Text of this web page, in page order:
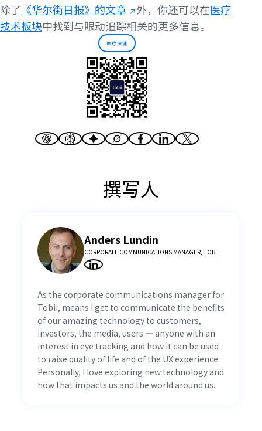
除了 《华尔街日报》的文章 外，你还可以在医疗
技术板块中找到与眼动追踪相关的更多信息。
医疗保健
撰写人
Anders Lundin
CORPORATE COMMUNICATIONS MANAGER, TOBII
As the corporate communications manager for
Tobii, means I get to communicate the benefits
of our amazing technology to customers,
investors, the media, users — anyone with an
interest in eye tracking and how it can be used
to raise quality of life and of the UX experience.
Personally, I love exploring new technology and
how that impacts us and the world around us.